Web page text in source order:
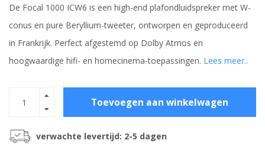
De Focal 1000 ICW6 is een high-end plafondluidspreker met W-
conus en pure Beryllium-tweeter, ontworpen en geproduceerd
in Frankrijk. Perfect afgestemd op Dolby Atmos en
hoogwaardige hifi- en homecinema-toepassingen. Lees meer..
Toevoegen aan winkelwagen
verwachte levertijd: 2-5 dagen